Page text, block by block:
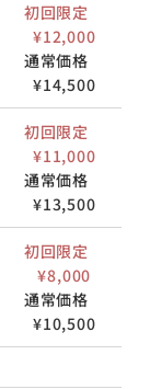
初回限定
¥12,000
通常価格
¥14,500
初回限定
¥11,000
通常価格
¥13,500
初回限定
¥8,000
通常価格
¥10,500